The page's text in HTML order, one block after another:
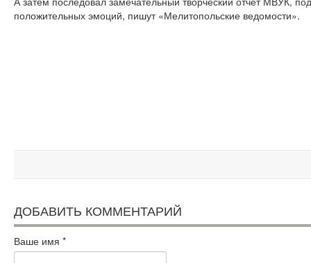
положительных эмоций, пишут «Мелитопольские ведомости».
ДОБАВИТЬ КОММЕНТАРИЙ
Ваше имя *